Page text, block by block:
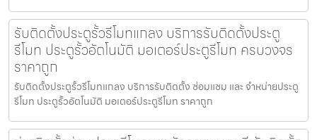
รับติดตั้งประตูรั้วรีโมทแกลง บริการรับติดตั้งประตู
รีโมท ประตูรั้วอัตโนมัติ มอเตอร์ประตูรีโมท ครบวงจร
ราคาถูก
รับติดตั้งประตูรั้วรีโมทแกลง บริการรับติดตั้ง ซ่อมแซม และ จำหน่ายประตู
รีโมท ประตูรั้วอัตโนมัติ มอเตอร์ประตูรีโมท ราคาถูก